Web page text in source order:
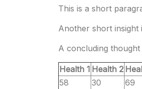
This is a short
Another short insight
A concluding
Health 1 Health 2
58
30
69